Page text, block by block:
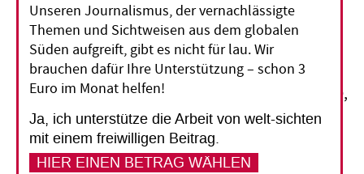
Personalia
Wer, wo, was?
Erstmals steht ein Chinese an der Spitze der FAO,
das Berlin-Institut für Bevölkerung und
Entwicklung verjüngt sich. Plus weitere
Personalmeldungen.
Unseren Journalismus, der vernachlässigte
Themen und Sichtweisen aus dem globalen
Süden aufgreift, gibt es nicht für lau. Wir
brauchen dafür Ihre Unterstützung – schon 3
Euro im Monat helfen!
Ja, ich unterstütze die Arbeit von welt-sichten
mit einem freiwilligen Beitrag.
HIER EINEN BETRAG WÄHLEN